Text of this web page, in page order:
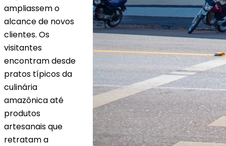
ampliassem o
alcance de novos
clientes. Os
visitantes
encontram desde
pratos típicos da
culinária
amazônica até
produtos
artesanais que
retratam a